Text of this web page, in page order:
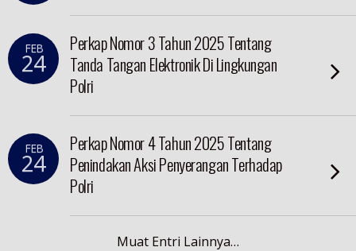
FEB
24
Perkap Nomor 3 Tahun 2025 Tentang
Tanda Tangan Elektronik Di Lingkungan
Polri
FEB
24
Perkap Nomor 4 Tahun 2025 Tentang
Penindakan Aksi Penyerangan Terhadap
Polri
Muat Entri Lainnya…